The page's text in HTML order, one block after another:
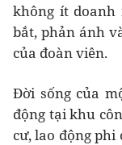
không ít doanh
bắt, phản ánh
của đoàn viên.
Đời sống của
động tại khu
cư, lao động